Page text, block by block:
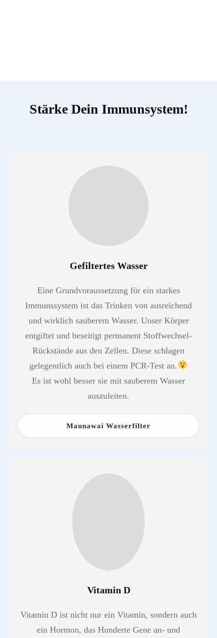
Stärke Dein Immunsystem!
Gefiltertes Wasser
Eine Grundvoraussetzung für ein starkes
Immunssystem ist das Trinken von ausreichend
und wirklich sauberem Wasser. Unser Körper
entgiftet und beseitigt permanent Stoffwechsel-
Rückstände aus den Zellen. Diese schlagen
gelegentlich auch bei einem PCR-Test an.
Es ist wohl besser sie mit sauberem Wasser
auszuleiten.
Maunawai Wasserfilter
Vitamin D
Vitamin D ist nicht nur ein Vitamin, sondern auch
ein Hormon, das Hunderte Gene an- und